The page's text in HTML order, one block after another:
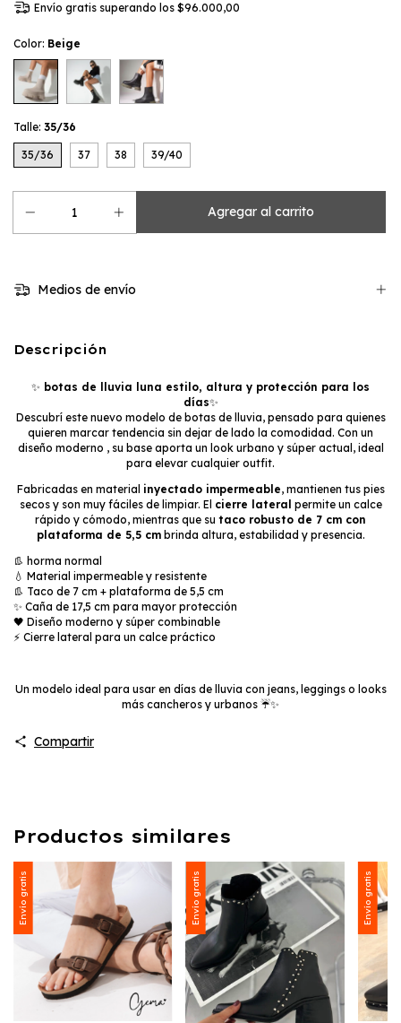
Envío gratis superando los $96.000,00
Color: Beige
Talle: 35/36
35/36 37 38 39/40
Medios de envío
Descripción
✨ botas de lluvia luna estilo, altura y protección para los
días✨
Descubrí este nuevo modelo de botas de lluvia, pensado para quienes
quieren marcar tendencia sin dejar de lado la comodidad. Con un
diseño moderno , su base aporta un look urbano y súper actual, ideal
para elevar cualquier outfit.
Fabricadas en material inyectado impermeable, mantienen tus pies
secos y son muy fáciles de limpiar. El cierre lateral permite un calce
rápido y cómodo, mientras que su taco robusto de 7 cm con
plataforma de 5,5 cmbrinda altura, estabilidad y presencia.
👢 horma normal
💧 Material impermeable y resistente
👢 Taco de 7 cm + plataforma de 5,5 cm
✨ Caña de 17,5 cm para mayor protección
🖤 Diseño moderno y súper combinable
⚡ Cierre lateral para un calce práctico
Un modelo ideal para usar en días de lluvia con jeans, leggings o looks
más cancheros y urbanos ☔✨
Compartir
Productos similares
Envío gratis Envío gratis Envío gratis